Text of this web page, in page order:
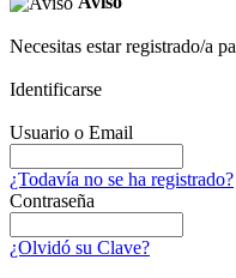
Necesitas estar registrado/a
Identificarse
Usuario o Email
¿Todavía no se ha registrado?
Contraseña
¿Olvidó su Clave?